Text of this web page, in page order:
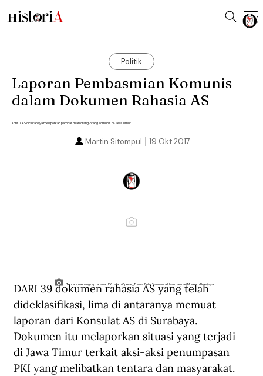
Politik
Laporan Pembasmian Komunis
dalam Dokumen Rahasia AS
Konsul AS di Surabaya melaporkan pembasmian orang-orang komunis di Jawa Timur.
19 Okt 2017
Martin Sitompul
Tentara menangkap tahanan PKI dalam Operasi Trisula. Foto: Vannessa Hearman dari Museum Brawijaya.
DARI 39 dokumen rahasia AS yang telah
dideklasifikasi, lima di antaranya memuat
laporan dari Konsulat AS di Surabaya.
Dokumen itu melaporkan situasi yang terjadi
di Jawa Timur terkait aksi-aksi penumpasan
PKI yang melibatkan tentara dan masyarakat.